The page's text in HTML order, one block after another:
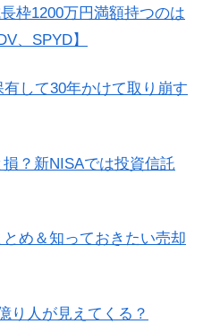
枠1200万円満額持つのは
、SPYD】
して30年かけて取り崩す
損？新NISAでは投資信託
とめ＆知っておきたい売却
り人が見えてくる？